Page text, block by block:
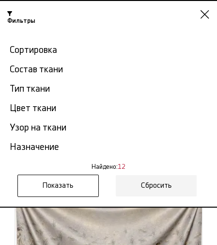
Нижний
Новгород
-15% на ткани по промокоду NY15
ГлавнаяТкань атлас
Плотный атлас в Нижнем
Фильтры
Сортировка
Состав ткани
Тип ткани
Цвет ткани
Узор на ткани
Назначение
Найдено:12
Сбросить